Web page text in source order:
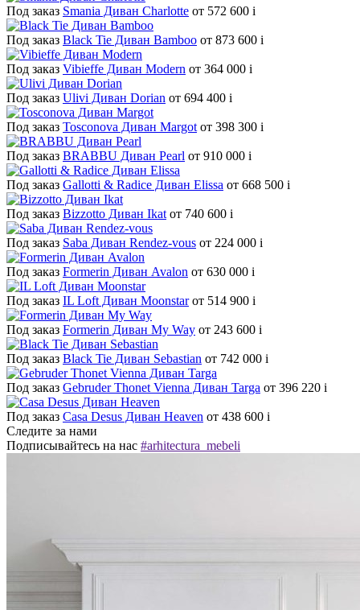
Под заказ Smania Диван Charlotte от 572 600 i
Под заказ Black Tie Диван Bamboo от 873 600 i
Под заказ Vibieffe Диван Modern от 364 000 i
Под заказ Ulivi Диван Dorian от 694 400 i
Под заказ Tosconova Диван Margot от 398 300 i
Под заказ BRABBU Диван Pearl от 910 000 i
Под заказ Gallotti & Radice Диван Elissa от 668 500 i
Под заказ Bizzotto Диван Ikat от 740 600 i
Под заказ Saba Диван Rendez-vous от 224 000 i
Под заказ Formerin Диван Avalon от 630 000 i
Под заказ IL Loft Диван Moonstar от 514 900 i
Под заказ Formerin Диван My Way от 243 600 i
Под заказ Black Tie Диван Sebastian от 742 000 i
Под заказ Gebruder Thonet Vienna Диван Targa от 396 220 i
Под заказ Casa Desus Диван Heaven от 438 600 i
Следите за нами
Подписывайтесь на нас #arhitectura_mebeli